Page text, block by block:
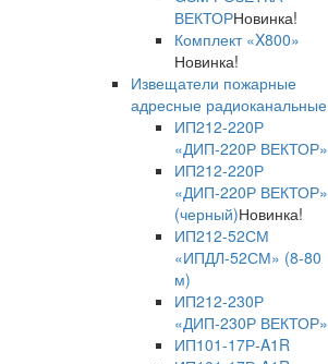
ВЕКТОРНовинка!
Комплект «X800»
Новинка!
Извещатели пожарные
адресные радиоканальные
ИП212-220Р
«ДИП-220Р ВЕКТОР»
ИП212-220Р
«ДИП-220Р ВЕКТОР»
(черный)Новинка!
ИП212-52СМ
«ИПДЛ-52СМ» (8-80
м)
ИП212-230Р
«ДИП-230Р ВЕКТОР»
ИП101-17Р-A1R